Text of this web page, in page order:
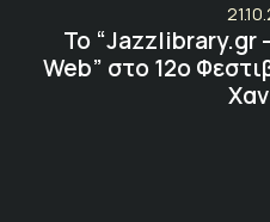
Το “Jazzlibrary.gr
Web” στο 12ο